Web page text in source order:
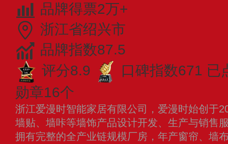
品牌得票2万+
浙江省绍兴市
品牌指数87.5
评分8.9
口碑指数671 已
勋章16个
浙江爱漫时智能家居有限公司，爱漫时始创于
墙贴、墙咔等墙饰产品设计开发、生产与销售
拥有完整的全产业链规模厂房，年产窗帘、墙